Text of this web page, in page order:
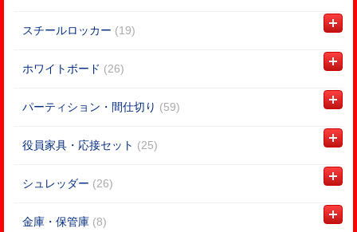
スチールロッカー (19)
ホワイトボード (26)
パーティション・間仕切り (59)
役員家具・応接セット (25)
シュレッダー (26)
金庫・保管庫 (8)